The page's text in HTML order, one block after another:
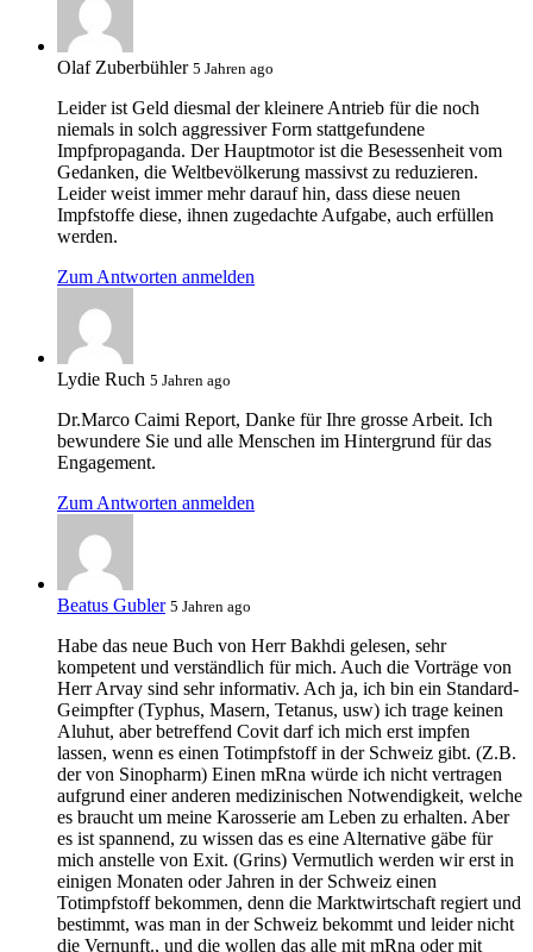
Olaf Zuberbühler 5 Jahren ago
Leider ist Geld diesmal der kleinere Antrieb für die noch
niemals in solch aggressiver Form stattgefundene
Impfpropaganda. Der Hauptmotor ist die Besessenheit vom
Gedanken, die Weltbevölkerung massivst zu reduzieren.
Leider weist immer mehr darauf hin, dass diese neuen
Impfstoffe diese, ihnen zugedachte Aufgabe, auch erfüllen
werden.
Zum Antworten anmelden
Lydie Ruch 5 Jahren ago
Dr.Marco Caimi Report, Danke für Ihre grosse Arbeit. Ich
bewundere Sie und alle Menschen im Hintergrund für das
Engagement.
Zum Antworten anmelden
Beatus Gubler 5 Jahren ago
Habe das neue Buch von Herr Bakhdi gelesen, sehr
kompetent und verständlich für mich. Auch die Vorträge von
Herr Arvay sind sehr informativ. Ach ja, ich bin ein Standard-
Geimpfter (Typhus, Masern, Tetanus, usw) ich trage keinen
Aluhut, aber betreffend Covit darf ich mich erst impfen
lassen, wenn es einen Totimpfstoff in der Schweiz gibt. (Z.B.
der von Sinopharm) Einen mRna würde ich nicht vertragen
aufgrund einer anderen medizinischen Notwendigkeit, welche
es braucht um meine Karosserie am Leben zu erhalten. Aber
es ist spannend, zu wissen das es eine Alternative gäbe für
mich anstelle von Exit. (Grins) Vermutlich werden wir erst in
einigen Monaten oder Jahren in der Schweiz einen
Totimpfstoff bekommen, denn die Marktwirtschaft regiert und
bestimmt, was man in der Schweiz bekommt und leider nicht
die Vernunft., und die wollen das alle mit mRna oder mit